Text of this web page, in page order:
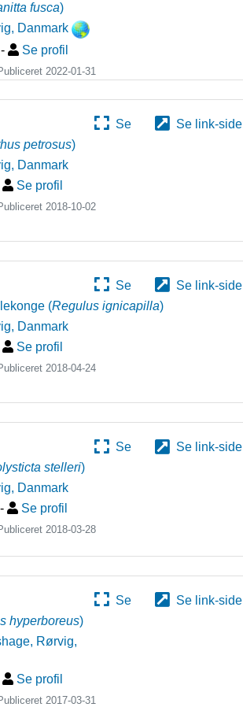
fusca)
, Danmark
- Se profil
2022-01-31
Se
Se link-side
petrosus)
, Danmark
Se profil
2018-10-02
Se
Se link-side
(Regulus ignicapilla)
, Danmark
Se profil
2018-04-24
Se
Se link-side
stelleri)
, Danmark
- Se profil
2018-03-28
Se
Se link-side
hyperboreus)
Rørvig,
Se profil
2017-03-31